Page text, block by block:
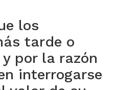
los
tarde o
por la razón
interrogarse